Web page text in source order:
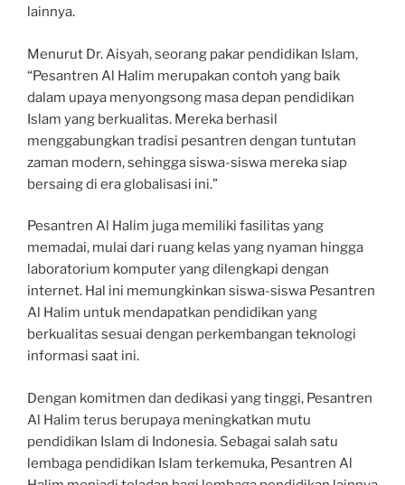
lainnya.
Menurut Dr. Aisyah, seorang pakar pendidikan Islam,
“Pesantren Al Halim merupakan contoh yang baik
dalam upaya menyongsong masa depan pendidikan
Islam yang berkualitas. Mereka berhasil
menggabungkan tradisi pesantren dengan tuntutan
zaman modern, sehingga siswa-siswa mereka siap
bersaing di era globalisasi ini.”
Pesantren Al Halim juga memiliki fasilitas yang
memadai, mulai dari ruang kelas yang nyaman hingga
laboratorium komputer yang dilengkapi dengan
internet. Hal ini memungkinkan siswa-siswa Pesantren
Al Halim untuk mendapatkan pendidikan yang
berkualitas sesuai dengan perkembangan teknologi
informasi saat ini.
Dengan komitmen dan dedikasi yang tinggi, Pesantren
Al Halim terus berupaya meningkatkan mutu
pendidikan Islam di Indonesia. Sebagai salah satu
lembaga pendidikan Islam terkemuka, Pesantren Al